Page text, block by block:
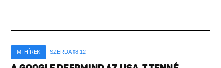
MI HÍREK SZERDA 08:12